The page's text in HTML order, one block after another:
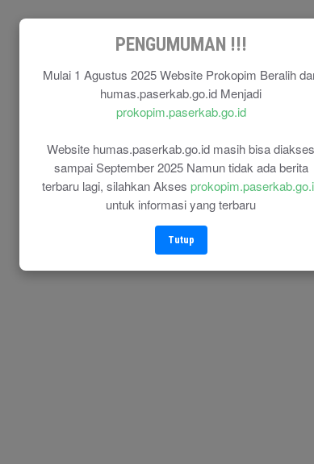
PENGUMUMAN !!!
Mulai 1 Agustus 2025 Website Prokopim Beralih
humas.paserkab.go.id Menjadi
prokopim.paserkab.go.id
Website humas.paserkab.go.id masih bisa diakses
sampai September 2025 Namun tidak ada berita
terbaru lagi, silahkan Akses
untuk informasi yang terbaru
Tutup